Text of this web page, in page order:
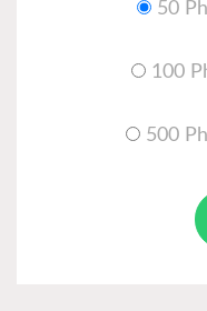
50
100
500